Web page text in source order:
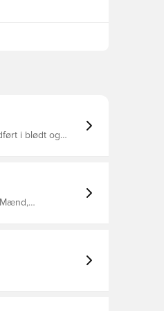
i blødt og
størrelsen og
og praktisk